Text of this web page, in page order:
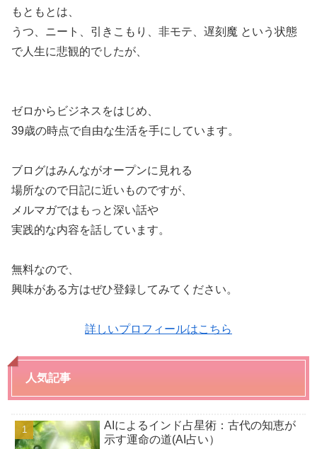
もともとは、
うつ、ニート、引きこもり、非モテ、遅刻魔 という状態
で人生に悲観的でしたが、
ゼロからビジネスをはじめ、
39歳の時点で自由な生活を手にしています。
ブログはみんながオープンに見れる
場所なので日記に近いものですが、
メルマガではもっと深い話や
実践的な内容を話しています。
無料なので、
興味がある方はぜひ登録してみてください。
詳しいプロフィールはこちら
人気記事
AIによるインド占星術：古代の知恵が
示す運命の道(AI占い）